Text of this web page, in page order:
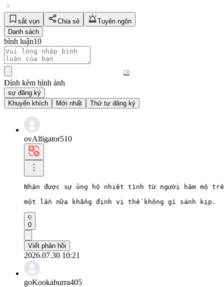
sắt vụn Chia sẻ
Tuyên ngôn
Danh sách
bình luận10
Đính kèm hình ảnh
sự đăng ký
Khuyến khích
Mới nhất Thứ tự đăng ký
ovAlligator510
Nhận được sự ủng hộ nhiệt tình từ người hâm mộ
một lần nữa khẳng định vị thế không gì sánh kịp.
0
Viết phản hồi
2026.07.30 10:21
goKookaburra405